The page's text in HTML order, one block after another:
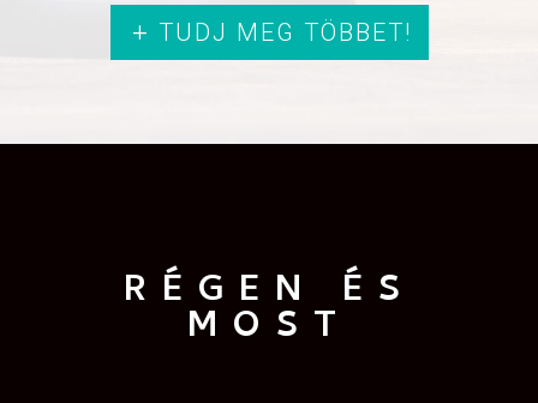
TUDJ MEG TÖBBET!
RÉGEN ÉS
MOST